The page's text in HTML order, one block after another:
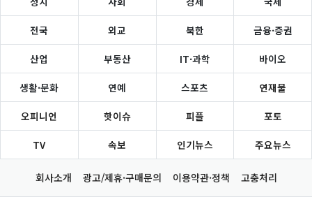
전국 외교 북한 금융·증권
산업 부동산 IT·과학 바이오
생활·문화 연예 스포츠 연재물
오피니언 핫이슈 피플 포토
TV 속보 인기뉴스 주요뉴스
회사소개 광고/제휴·구매문의 이용약관·정책 고충처리